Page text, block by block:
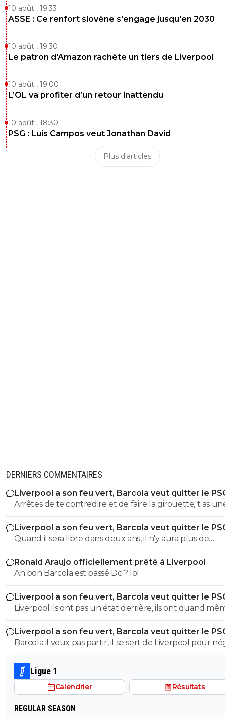
10 août , 19:33
ASSE : Ce renfort slovène s'engage jusqu'en 2030
10 août , 19:30
Le patron d'Amazon rachète un tiers de Liverpool
10 août , 19:00
L’OL va profiter d’un retour inattendu
10 août , 18:30
PSG : Luis Campos veut Jonathan David
Plus d'articles
DERNIERS COMMENTAIRES
Liverpool a son feu vert, Barcola veut quitter le
Arrêtes de te contredire et de faire la girouette, t as
memoire de poisson rouge, tu me dis que barcola se
Liverpool pour négocier une prolongation alors que 3
commentaires plus haut tu dis qu il partira libre dans 2
mdr
Liverpool a son feu vert, Barcola veut quitter le
Quand il sera libre dans deux ans, il n'y aura plus de
négociations entre clubs. Dans un an et demi, le
où il veut, le club n'aura plus son mot à dire. On voit
l'intelligence dégouline de partout chez toi.
Ronald Araujo officiellement prêté à Liverpool
Ah bon Barcola est passé Dc ? lol
Liverpool a son feu vert, Barcola veut quitter le
Liverpool ils ont pas un état derrière, ils ont quand
limites, ils se sont fait plaisir l. Année dernière,
Liverpool a son feu vert, Barcola veut quitter le
Barcola il veux pas partir, il se sert de Liverpool pour
une prolongation avec une augmentation de salaire
Ligue 1
Calendrier Résultats
REGULAR SEASON